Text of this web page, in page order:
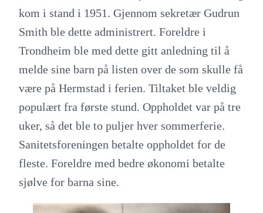
kom i stand i 1951. Gjennom sekretær Gudrun
Smith ble dette administrert. Foreldre i
Trondheim ble med dette gitt anledning til å
melde sine barn på listen over de som skulle få
være på Hermstad i ferien. Tiltaket ble veldig
populært fra første stund. Oppholdet var på tre
uker, så det ble to puljer hver sommerferie.
Sanitetsforeningen betalte oppholdet for de
fleste. Foreldre med bedre økonomi betalte
sjølve for barna sine.